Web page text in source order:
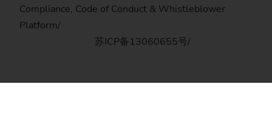
Compliance, Code of Conduct & Whistleblower
Platform
苏ICP备13060655号